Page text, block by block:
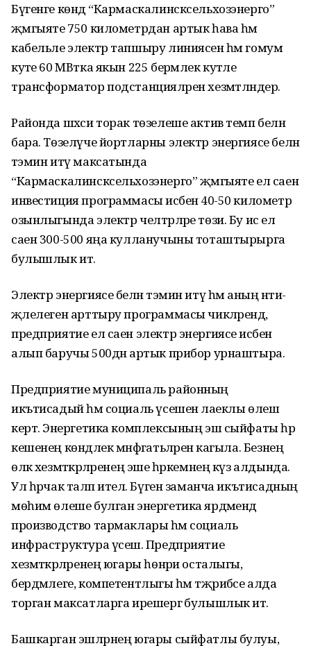
Бүгенге көндә “Кармаскалинсксельхозэнерго”
җәмгыяте 750 километрдан артык һава һәм
кабельле электр тапшыру линиясен һәм гомум
куәте 60 МВтка якын 225 берәмлек куәтле
трансформатор под­станцияләрен хезмәт­ләндерә.
Районда шәхси торак төзе­леше актив темп белән
бара. Төзелүче йортларны электр энергиясе белән
тәэмин итү максатында
“Кармаскалинсксельхозэнерго” җәмгыяте ел саен
инвестиция программасы исәбенә 40-50 километр
озынлыгында электр челтәрләре төзи. Бу исә ел
саен 300-500 яңа кулланучыны тоташтырырга
булышлык итә.
Электр энергиясе белән тәэмин итү һәм аның нәти­
җәлелеген арттыру программасы чикләрендә,
предприятие ел саен электр энергиясе исәбен
алып баручы 500дән артык прибор урнаштыра.
Предприятие муниципаль районның
икътисадый һәм социаль үсешенә лаеклы өлеш
кертә. Энергетика комплексы­ның эш сыйфаты һәр
кешенең көндәлек мәнфәгатьләренә кагыла. Безнең
өлкә хезмәт­кәрләренең эше һәркемнең күз алдында.
Ул һәрчак таләп ителә. Бүген заманча икътисадның
мөһим өлеше булган энергетика ярдәмендә
производство тармаклары һәм социаль
инфраструктура үсешә. Предприятие
хезмәткәрләренең югары һө­нәри осталыгы,
бердәмлеге, компетентлыгы һәм тәҗрибәсе алда
торган максатларга ире­шергә булышлык итә.
Башкарган эшләрнең югары сыйфатлы булуы,